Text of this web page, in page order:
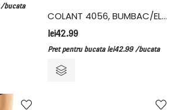
/bucata
COLANT 4056, BUMBAC/ELASTAN, KOTA
lei42.99
Pret pentru bucata lei42.99 /bucata